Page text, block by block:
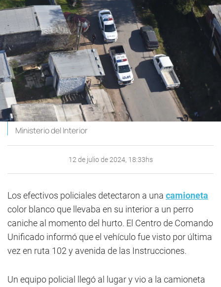
Ministerio del Interior
12 de julio de 2024, 18:33hs
Los efectivos policiales detectaron a una camioneta
color blanco que llevaba en su interior a un perro
caniche al momento del hurto. El Centro de Comando
Unificado informó que el vehículo fue visto por última
vez en ruta 102 y avenida de las Instrucciones.
Un equipo policial llegó al lugar y vio a la camioneta